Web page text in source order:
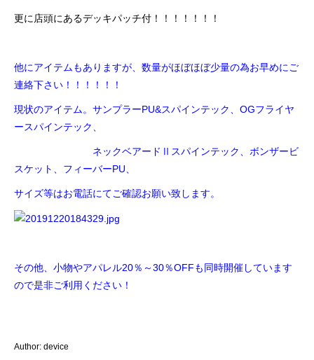
更に店頭にあるデッキパッチ付！！！！！！！
他にアイテムもありますが、数量がほぼほぼ少量の為お早めにご
連絡下さい！！！！！！
現状のアイテム。サンプラーPU&スパインテック、OGフライヤ
ースパインテック、
ネックベアードⅡスパインテック、ボンザービ
スケット、 フィーバーPU、
サイズ等はお電話にてご確認お願い致します。
その他、小物やアパレル20％～30％OFFも同時開催しています
ので是非ご利用ください！
Author: device